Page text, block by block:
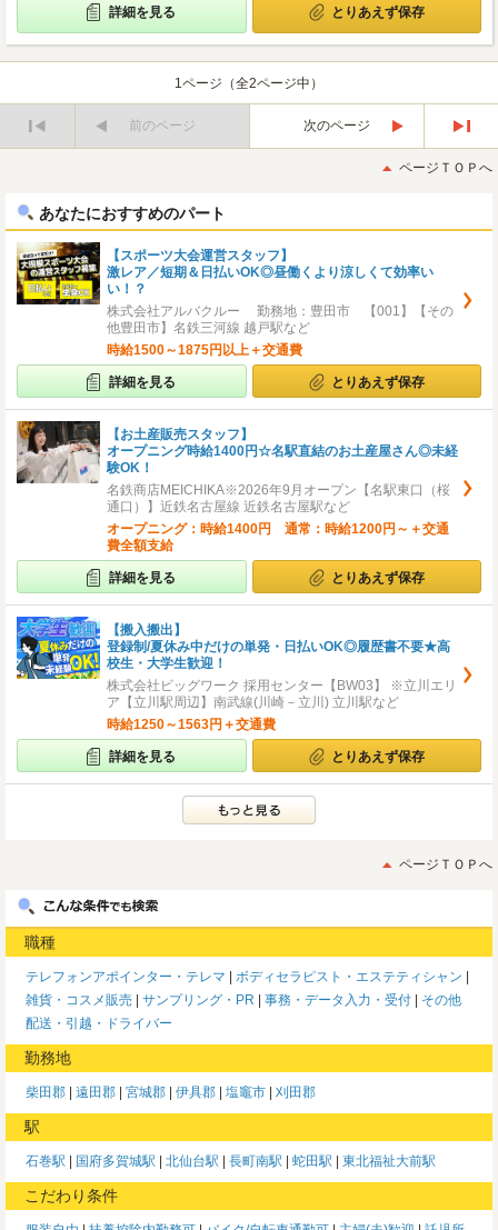
詳細を見る とりあえず保存
1ページ（全2ページ中）
前のページ
次のページ
後
ページＴＯＰへ
あなたにおすすめのパート
【スポーツ大会運営スタッフ】
激レア／短期＆日払いOK◎昼働くより涼しくて効率い
い！？
株式会社アルバクルー 勤務地：豊田市 【001】【その
他豊田市】名鉄三河線 越戸駅など
時給1500～1875円以上＋交通費
詳細を見る とりあえず保存
【お土産販売スタッフ】
オープニング時給1400円☆名駅直結のお土産屋さん◎未経
験OK！
名鉄商店MEICHIKA※2026年9月オープン【名駅東口（桜
通口）】近鉄名古屋線 近鉄名古屋駅など
オープニング：時給1400円 通常：時給1200円～＋交通
費全額支給
詳細を見る とりあえず保存
【搬入搬出】
登録制/夏休み中だけの単発・日払いOK◎履歴書不要★高
校生・大学生歓迎！
株式会社ビッグワーク 採用センター【BW03】 ※立川エリ
ア【立川駅周辺】南武線(川崎－立川) 立川駅など
時給1250～1563円＋交通費
詳細を見る とりあえず保存
ページＴＯＰへ
職種
テレフォンアポインター・テレマ
ボディセラピスト・エステティシャン
雑貨・コスメ販売
サンプリング・PR 事務・データ入力・受付
その他
配送・引越・ドライバー
勤務地
柴田郡 遠田郡 宮城郡 伊具郡 塩竈市 刈田郡
駅
石巻駅 国府多賀城駅 北仙台駅 長町南駅 蛇田駅 東北福祉大前駅
こだわり条件